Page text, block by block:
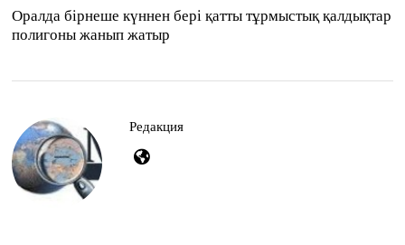
Оралда бірнеше күннен бері қатты тұрмыстық қалдықтар
полигоны жанып жатыр
Редакция